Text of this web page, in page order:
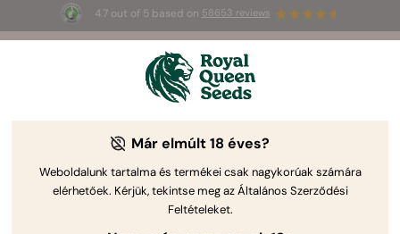
4.7 out of 5 based on 58653 reviews
-Korlátozott idejű ajánlat
2d 18h 9m 26s
The RQS Blog
Kannabisz életstílus blogok
Már elmúlt 18 éves?
Weboldalunk tartalma és termékei csak nagykorúak számára
elérhetőek. Kérjük, tekintse meg az Általános Szerződési
Feltételeket.